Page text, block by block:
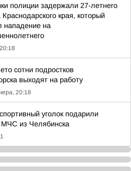
полиции задержали 27-летнего
края, который
нападение на
сотни подростков
выходят на работу
20:18
уголок подарили
МЧС из Челябинска